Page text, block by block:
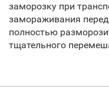
заморозку при
замораживания
полностью
тщательного